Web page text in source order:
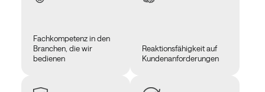
Fachkompetenz in den
Branchen, die wir
bedienen
Reaktionsfähigkeit auf
Kundenanforderungen